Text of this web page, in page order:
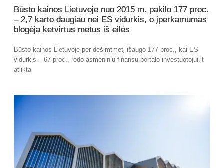
Būsto kainos Lietuvoje nuo 2015 m. pakilo 177 proc.
– 2,7 karto daugiau nei ES vidurkis, o įperkamumas
blogėja ketvirtus metus iš eilės
Būsto kainos Lietuvoje per dešimtmetį išaugo 177 proc., kai ES
vidurkis – 67 proc., rodo asmeninių finansų portalo investuotojui.lt
atlikta